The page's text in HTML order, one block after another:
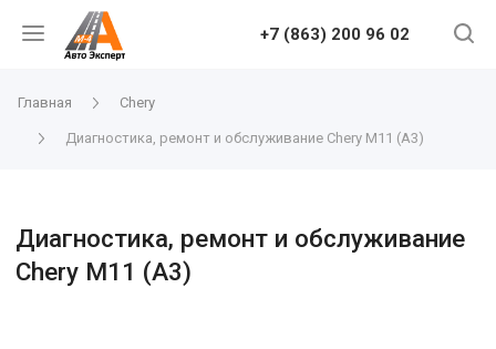
+7 (863) 200 96 02
Главная Chery
Диагностика, ремонт и обслуживание Chery M11 (A3)
Диагностика, ремонт и обслуживание
Chery M11 (A3)